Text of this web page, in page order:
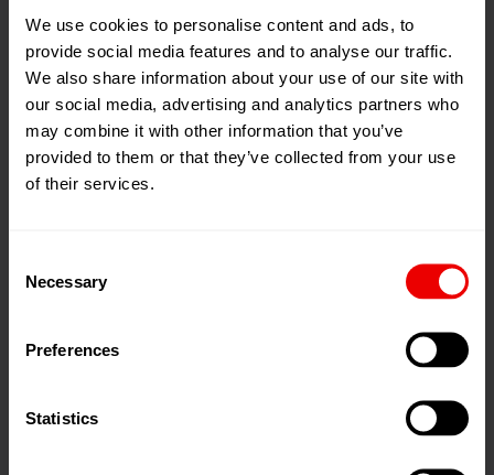
We use cookies to personalise content and ads, to
provide social media features and to analyse our traffic.
We also share information about your use of our site with
our social media, advertising and analytics partners who
may combine it with other information that you’ve
provided to them or that they’ve collected from your use
of their services.
Selection
Necessary
Preferences
Statistics
IDY纺丝
然苛刻的生产工艺保证了高利润率，但是同时也为长
丝制造商和系统供应商提出了一个巨大的挑战。
使用 BCF S8 和 BCF S+ 的 BCF 地